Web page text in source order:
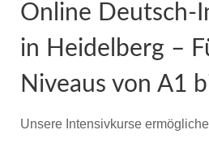
Online Deutsch-
in Heidelberg –
Niveaus von A1
Unsere Intensivkurse